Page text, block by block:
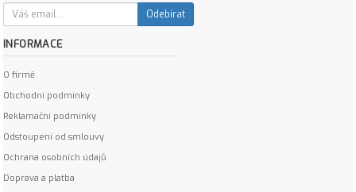
Odebírat
INFORMACE
O firmě
Obchodní podmínky
Reklamační podmínky
Odstoupení od smlouvy
Ochrana osobních údajů
Doprava a platba